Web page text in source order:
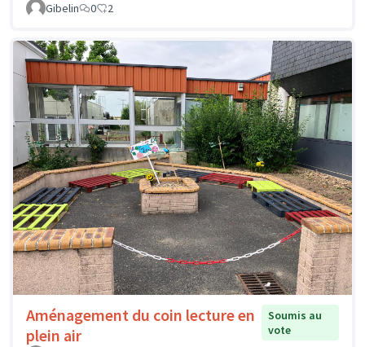
Gibelin
0 2
Aménagement du coin lecture en
plein air
Soumis au
vote